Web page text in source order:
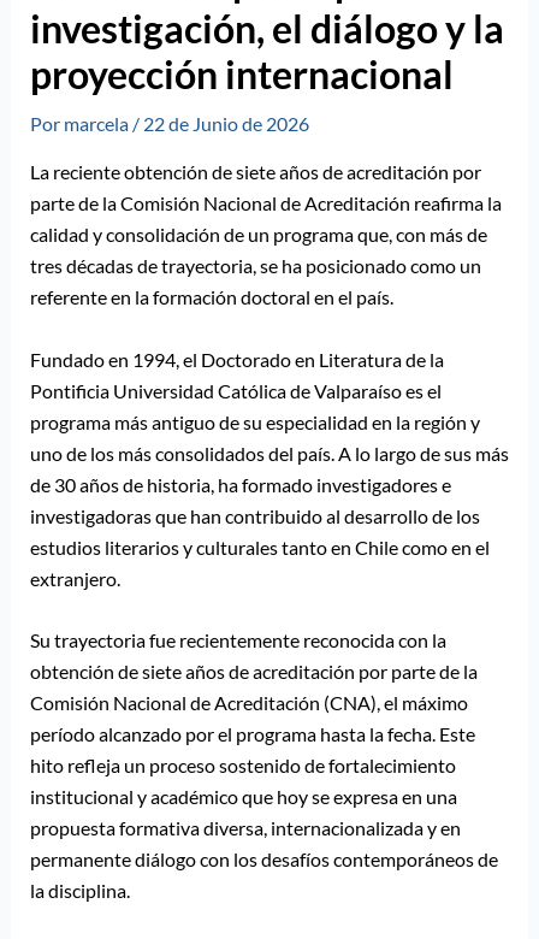
investigación, el diálogo y la
proyección internacional
Por marcela / 22 de Junio de 2026
La reciente obtención de siete años de acreditación por
parte de la Comisión Nacional de Acreditación reafirma la
calidad y consolidación de un programa que, con más de
tres décadas de trayectoria, se ha posicionado como un
referente en la formación doctoral en el país.
Fundado en 1994, el Doctorado en Literatura de la
Pontificia Universidad Católica de Valparaíso es el
programa más antiguo de su especialidad en la región y
uno de los más consolidados del país. A lo largo de sus más
de 30 años de historia, ha formado investigadores e
investigadoras que han contribuido al desarrollo de los
estudios literarios y culturales tanto en Chile como en el
extranjero.
Su trayectoria fue recientemente reconocida con la
obtención de siete años de acreditación por parte de la
Comisión Nacional de Acreditación (CNA), el máximo
período alcanzado por el programa hasta la fecha. Este
hito refleja un proceso sostenido de fortalecimiento
institucional y académico que hoy se expresa en una
propuesta formativa diversa, internacionalizada y en
permanente diálogo con los desafíos contemporáneos de
la disciplina.